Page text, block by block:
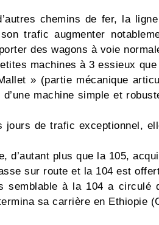
chemins de fer, la
trafic augmenter
des wagons à voie
machines à 3 essieux
» (partie mécanique
machine simple et
jours de trafic exceptionnel,
d’autant plus que la 105,
sur route et la 104 est
semblable à la 104 a circulé
sa carrière en Ethiopie